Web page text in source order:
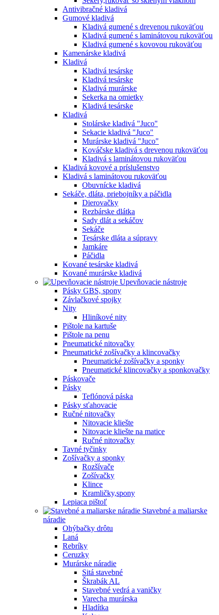
Antivibračné kladivá
Gumové kladivá
Kladivá gumené s drevenou rukoväťou
Kladivá gumené s laminátovou rukoväťou
Kladivá gumené s kovovou rukoväťou
Kamenárske kladivá
Kladivá
Kladivá tesárske
Kladivá tesárske
Kladivá murárske
Sekerka na omietky
Kladivá tesárske
Kladivá
Stolárske kladivá "Juco"
Sekacie kladivá "Juco"
Murárske kladivá "Juco"
Kováčske kladivá s drevenou rukoväťou
Kladivá s laminátovou rukoväťou
Kladivá kovové a príslušenstvo
Kladivá s laminátovou rukoväťou
Obuvnícke kladivá
Sekáče, dláta, priebojníky a páčidla
Dierovačky
Rezbárske dlátka
Sady dlát a sekáčov
Sekáče
Tesárske dláta a súpravy
Jamkáre
Páčidla
Kované tesárske kladivá
Kované murárske kladivá
Upevňovacie nástroje
Pásky GBS, spony
Závlačkové spojky
Nity
Hliníkové nity
Pištole na kartuše
Pištole na penu
Pneumatické nitovačky
Pneumatické zošívačky a klincovačky
Pneumatické zošívačky a sponky
Pneumatické klincovačky a sponkovačky
Páskovače
Pásky
Teflónová páska
Pásky sťahovacie
Ručné nitovačky
Nitovacie kliešte
Nitovacie kliešte na matice
Ručné nitovačky
Tavné tyčinky
Zošívačky a sponky
Rozšívače
Zošívačky
Klince
Kramličky,spony
Lepiaca pištoľ
Stavebné a maliarske
náradie
Ohýbačky drôtu
Laná
Rebríky
Ceruzky
Murárske náradie
Sitá stavebné
Škrabák AL
Stavebné vedrá a vaničky
Varecha murárska
Hladítka